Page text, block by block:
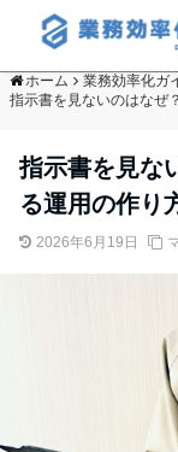
ホーム 業務効率化ガ
指示書を見ないのはなぜ
指示書を見な
る運用の作り
2026年6月19日